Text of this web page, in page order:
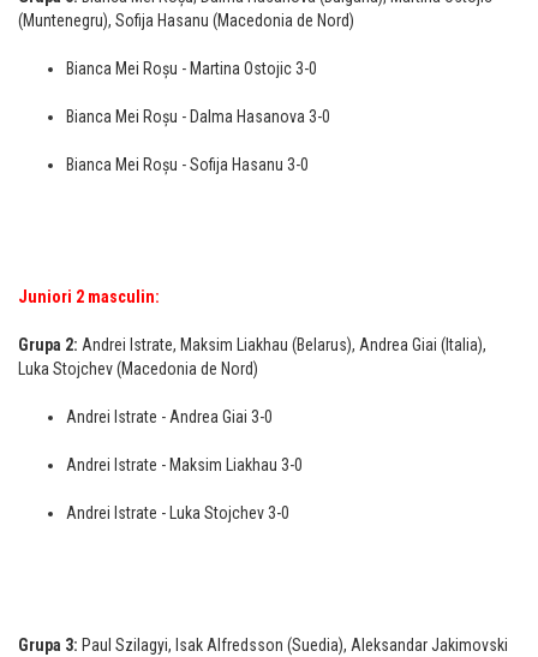
(Muntenegru), Sofija Hasanu (Macedonia de Nord)
Bianca Mei Roșu - Martina Ostojic 3-0
Bianca Mei Roșu - Dalma Hasanova 3-0
Bianca Mei Roșu - Sofija Hasanu 3-0
Juniori 2 masculin:
Grupa 2: Andrei Istrate, Maksim Liakhau (Belarus), Andrea Giai (Italia),
Luka Stojchev (Macedonia de Nord)
Andrei Istrate - Andrea Giai 3-0
Andrei Istrate - Maksim Liakhau 3-0
Andrei Istrate - Luka Stojchev 3-0
Grupa 3: Paul Szilagyi, Isak Alfredsson (Suedia), Aleksandar Jakimovski